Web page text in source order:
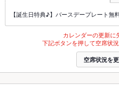
【誕生日特典♪】バースデープレート
カレンダーの更新に
下記ボタンを押して空席状
空席状況を